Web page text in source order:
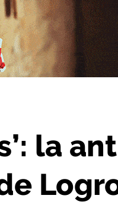
de Logroño se transformará en un
la